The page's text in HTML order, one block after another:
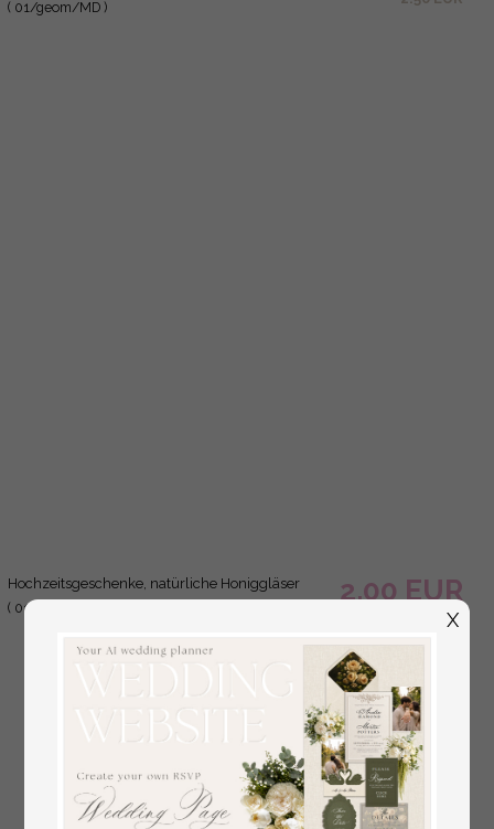
( 01/geom/MD )
Hochzeitsgeschenke, natürliche Honiggläser
( 01/rusl/MD )
2.00 EUR
2.50 EUR
X